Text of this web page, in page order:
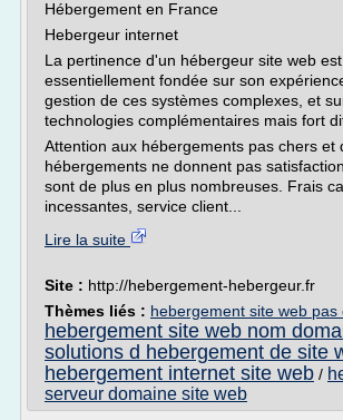
Hébergement en France
Hebergeur internet
La pertinence d'un hébergeur site web est
essentiellement fondée sur son
gestion de ces systèmes complexes, et
technologies complémentaires mais fort
Attention aux hébergements pas chers et
hébergements ne donnent pas
sont de plus en plus nombreuses. Frais
incessantes, service client...
Lire la suite
Site : http://hebergement-hebergeur.fr
Thèmes liés : hebergement site web pas
hebergement site web nom
solutions d hebergement de site
hebergement internet site web /
serveur domaine site web